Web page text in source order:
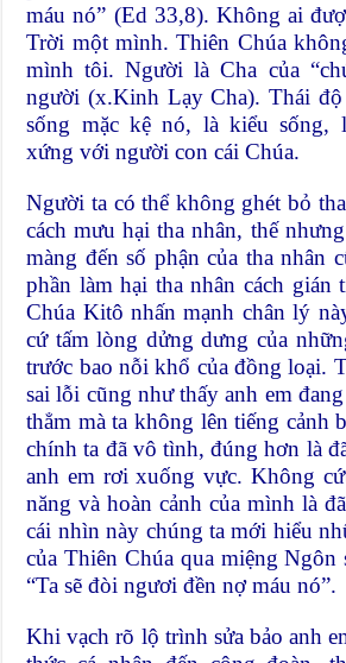
máu nó” (Ed 33,8). Không ai
Trời một mình. Thiên Chúa
mình tôi. Người là Cha của
người (x.Kinh Lạy Cha). Thái
sống mặc kệ nó, là kiểu sống,
xứng với người con cái Chúa.
Người ta có thể không ghét bỏ
cách mưu hại tha nhân, thế
màng đến số phận của tha nhân
phần làm hại tha nhân cách gián
Chúa Kitô nhấn mạnh chân lý
cứ tấm lòng dửng dưng của
trước bao nỗi khổ của đồng loại.
sai lỗi cũng như thấy anh em
thẳm mà ta không lên tiếng cảnh
chính ta đã vô tình, đúng hơn là
anh em rơi xuống vực. Không
năng và hoàn cảnh của mình là
cái nhìn này chúng ta mới hiểu
của Thiên Chúa qua miệng Ngôn
“Ta sẽ đòi ngươi đền nợ máu nó”.
Khi vạch rõ lộ trình sửa bảo anh